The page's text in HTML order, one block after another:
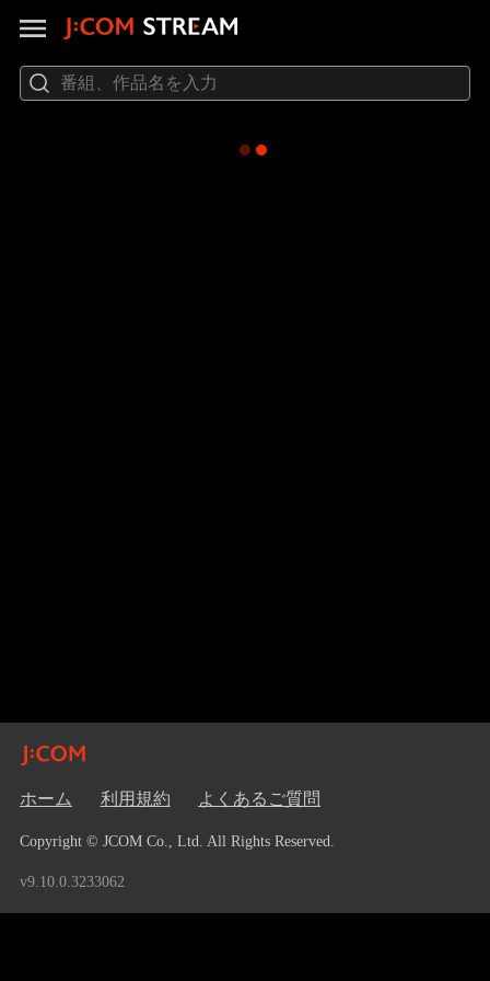
ホーム 利用規約 よくあるご質問
Copyright © JCOM Co., Ltd. All Rights Reserved.
v9.10.0.3233062